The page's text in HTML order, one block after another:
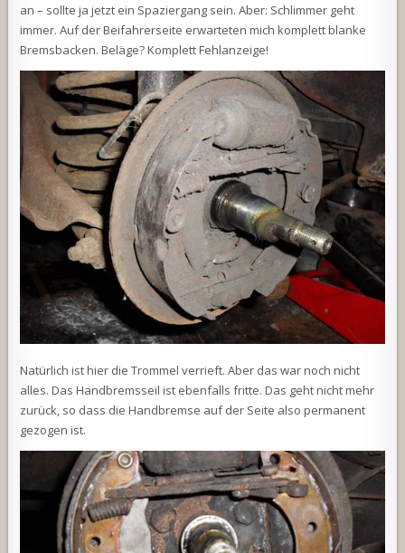
an – sollte ja jetzt ein Spaziergang sein. Aber: Schlimmer geht
immer. Auf der Beifahrerseite erwarteten mich komplett blanke
Bremsbacken. Beläge? Komplett Fehlanzeige!
Natürlich ist hier die Trommel verrieft. Aber das war noch nicht
alles. Das Handbremsseil ist ebenfalls fritte. Das geht nicht mehr
zurück, so dass die Handbremse auf der Seite also permanent
gezogen ist.